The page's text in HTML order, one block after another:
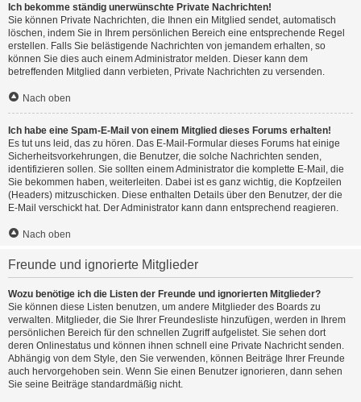
Ich bekomme ständig unerwünschte Private Nachrichten!
Sie können Private Nachrichten, die Ihnen ein Mitglied sendet, automatisch
löschen, indem Sie in Ihrem persönlichen Bereich eine entsprechende Regel
erstellen. Falls Sie belästigende Nachrichten von jemandem erhalten, so
können Sie dies auch einem Administrator melden. Dieser kann dem
betreffenden Mitglied dann verbieten, Private Nachrichten zu versenden.
Nach oben
Ich habe eine Spam-E-Mail von einem Mitglied dieses Forums erhalten!
Es tut uns leid, das zu hören. Das E-Mail-Formular dieses Forums hat einige
Sicherheitsvorkehrungen, die Benutzer, die solche Nachrichten senden,
identifizieren sollen. Sie sollten einem Administrator die komplette E-Mail, die
Sie bekommen haben, weiterleiten. Dabei ist es ganz wichtig, die Kopfzeilen
(Headers) mitzuschicken. Diese enthalten Details über den Benutzer, der die
E-Mail verschickt hat. Der Administrator kann dann entsprechend reagieren.
Nach oben
Freunde und ignorierte Mitglieder
Wozu benötige ich die Listen der Freunde und ignorierten Mitglieder?
Sie können diese Listen benutzen, um andere Mitglieder des Boards zu
verwalten. Mitglieder, die Sie Ihrer Freundesliste hinzufügen, werden in Ihrem
persönlichen Bereich für den schnellen Zugriff aufgelistet. Sie sehen dort
deren Onlinestatus und können ihnen schnell eine Private Nachricht senden.
Abhängig von dem Style, den Sie verwenden, können Beiträge Ihrer Freunde
auch hervorgehoben sein. Wenn Sie einen Benutzer ignorieren, dann sehen
Sie seine Beiträge standardmäßig nicht.